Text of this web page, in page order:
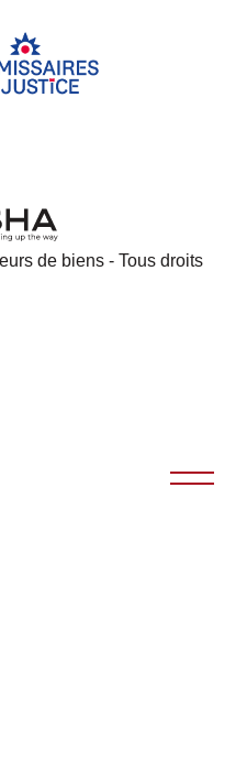
de biens - Tous droits